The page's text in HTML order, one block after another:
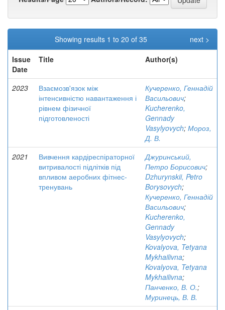
Showing results 1 to 20 of 35
next >
Issue
Date
Title Author(s)
2023
Взаємозв'язок між
інтенсивністю навантаження і
рівнем фізичної
підготовленості
Кучеренко, Геннадій
Васильович;
Kucherenko,
Gennady
Vasylyovych; Мороз,
Д. В.
2021
Вивчення кардіреспіраторної
витривалості підлітків під
впливом аеробних фітнес-
тренувань
Джуринський,
Петро Борисович;
Dzhurynskii, Petro
Borysovych;
Кучеренко, Геннадій
Васильович;
Kucherenko,
Gennady
Vasylyovych;
Kovalyova, Tetyana
Mykhailivna;
Kovalyova, Tetyana
Mykhailivna;
Панченко, В. О.;
Муринець, В. В.